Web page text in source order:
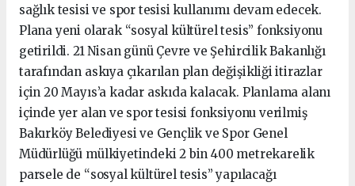
sağlık tesisi ve spor tesisi kullanımı devam edecek.
Plana yeni olarak “sosyal kültürel tesis” fonksiyonu
getirildi. 21 Nisan günü Çevre ve Şehircilik Bakanlığı
tarafından askıya çıkarılan plan değişikliği itirazlar
için 20 Mayıs’a kadar askıda kalacak. Planlama alanı
içinde yer alan ve spor tesisi fonksiyonu verilmiş
Bakırköy Belediyesi ve Gençlik ve Spor Genel
Müdürlüğü mülkiyetindeki 2 bin 400 metrekarelik
parsele de “sosyal kültürel tesis” yapılacağı